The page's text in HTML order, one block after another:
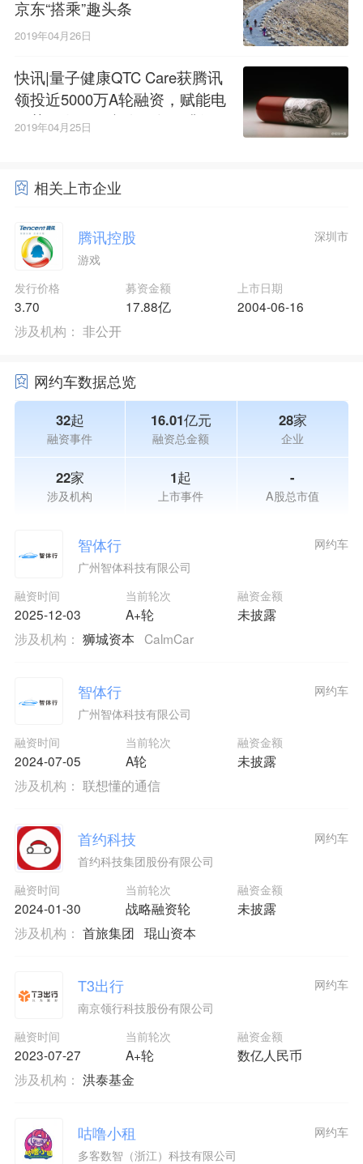
京东“搭乘”趣头条
2019年04月26日
快讯|量子健康QTC Care获腾讯
领投近5000万A轮融资，赋能电
子药研发及医疗险服务再升级
2019年04月25日
相关上市企业
腾讯控股
游戏
深圳市
发行价格
3.70
募资金额
17.88亿
上市日期
2004-06-16
涉及机构： 非公开
网约车数据总览
32起
融资事件
16.01亿元
融资总金额
28家
企业
22家
涉及机构
1起
上市事件
-
A股总市值
智体行
广州智体科技有限公司
融资时间
2025-12-03
当前轮次
A+轮
融资金额
未披露
网约车
涉及机构： 狮城资本 CalmCar
智体行
广州智体科技有限公司
融资时间
2024-07-05
当前轮次
A轮
融资金额
未披露
网约车
涉及机构： 联想懂的通信
首约科技
首约科技集团股份有限公司
融资时间
2024-01-30
当前轮次
战略融资轮
融资金额
未披露
网约车
涉及机构： 首旅集团 琨山资本
T3出行
南京领行科技股份有限公司
融资时间
2023-07-27
当前轮次
A+轮
融资金额
数亿人民币
网约车
涉及机构： 洪泰基金
咕噜小租
多客数智（浙江）科技有限公司
网约车